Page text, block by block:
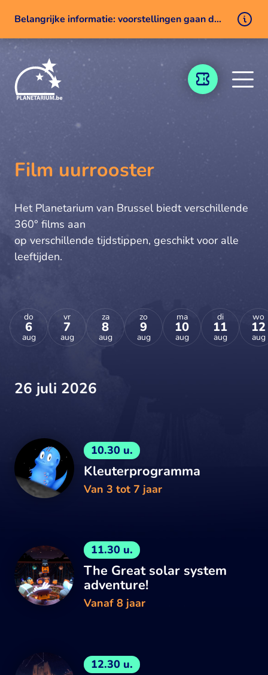
Belangrijke informatie: voorstellingen gaan door ondanks een technisch probleem
TICKETING
Film uurrooster
Het Planetarium van Brussel biedt verschillende
360° films aan
op verschillende tijdstippen, geschikt voor alle
leeftijden.
do
6
aug
vr
7
aug
za
8
aug
zo
9
aug
ma
10
aug
di
11
aug
wo
12
aug
26 juli 2026
10.30 u.
Kleuterprogramma
Van 3 tot 7 jaar
11.30 u.
The Great solar system
adventure!
Vanaf 8 jaar
12.30 u.